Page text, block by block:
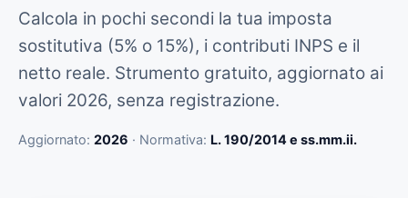
Calcola in pochi secondi la tua imposta
sostitutiva (5% o 15%), i contributi INPS e il
netto reale. Strumento gratuito, aggiornato ai
valori 2026, senza registrazione.
Aggiornato: 2026 · Normativa: L. 190/2014 e ss.mm.ii.